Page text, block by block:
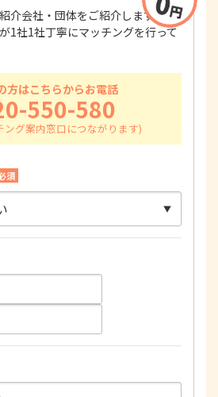
介会社・団体をご紹介します！
1社1社丁寧にマッチングを行って
方はこちらからお電話
550-580
須